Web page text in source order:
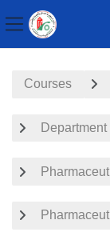
Side panel
Courses